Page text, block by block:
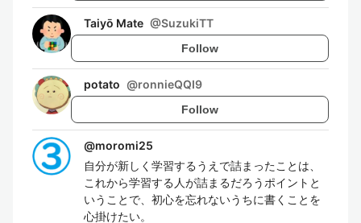
Taiyō Mate @SuzukiTT
Follow
potato @ronnieQQI9
Follow
@moromi25
自分が新しく学習するうえで詰まったことは、
これから学習する人が詰まるだろうポイントと
いうことで、初心を忘れないうちに書くことを
心掛けたい。